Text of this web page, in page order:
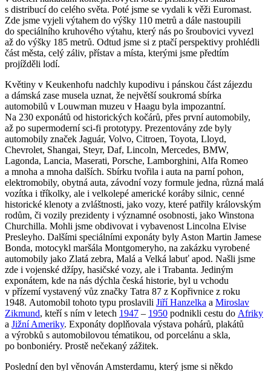
s distribucí do celého světa. Poté jsme se vydali k věži Euromast.
Zde jsme vyjeli výtahem do výšky 110 metrů a dále nastoupili
do speciálního kruhového výtahu, který nás po šroubovici vyvezl
až do výšky 185 metrů. Odtud jsme si z ptačí perspektivy prohlédli
část města, celý záliv, přístav a místa, kterými jsme předtím
projížděli lodí.
Květiny v Keukenhofu nadchly kupodivu i pánskou část zájezdu
a dámská zase musela uznat, že největší soukromá sbírka
automobilů v Louwman muzeu v Haagu byla impozantní.
Na 230 exponátů od historických kočárů, přes první automobily,
až po supermoderní sci-fi prototypy. Prezentovány zde byly
automobily značek Jaguár, Volvo, Citroen, Toyota, Lloyd,
Chevrolet, Shangai, Steyr, Daf, Lincoln, Mercedes, BMW,
Lagonda, Lancia, Maserati, Porsche, Lamborghini, Alfa Romeo
a mnoha a mnoha dalších. Sbírku tvořila i auta na parní pohon,
elektromobily, obytná auta, závodní vozy formule jedna, různá malá
vozítka i tříkolky, ale i velkolepé americké koráby silnic, cenné
historické klenoty a zvláštnosti, jako vozy, které patřily královským
rodům, či vozily prezidenty i významné osobnosti, jako Winstona
Churchilla. Mohli jsme obdivovat i vybavenost Lincolna Elvise
Presleyho. Dalšími speciálními exponáty byly Aston Martin Jamese
Bonda, motocykl maršála Montgomeryho, na zakázku vyrobené
automobily jako Zlatá zebra, Malá a Velká labuť apod. Našli jsme
zde i vojenské džípy, hasičské vozy, ale i Trabanta. Jediným
exponátem, kde na nás dýchla česká historie, byl u vchodu
v přízemí vystavený vůz značky Tatra 87 z Kopřivnice z roku
1948. Automobil tohoto typu proslavili Jiří Hanzelka a Miroslav
Zikmund, kteří s ním v letech 1947 – 1950 podnikli cestu do Afriky
a Jižní Ameriky. Exponáty doplňovala výstava pohárů, plakátů
a výrobků s automobilovou tématikou, od porcelánu a skla,
po bonboniéry. Prostě nečekaný zážitek.
Poslední den byl věnován Amsterdamu, který jsme si někdo